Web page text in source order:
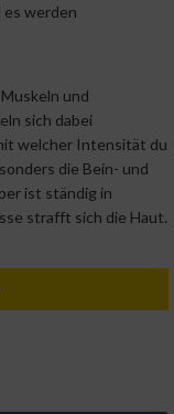
es werden
und
sich dabei
welcher Intensität du
die Bein- und
ist ständig in
strafft sich die Haut.